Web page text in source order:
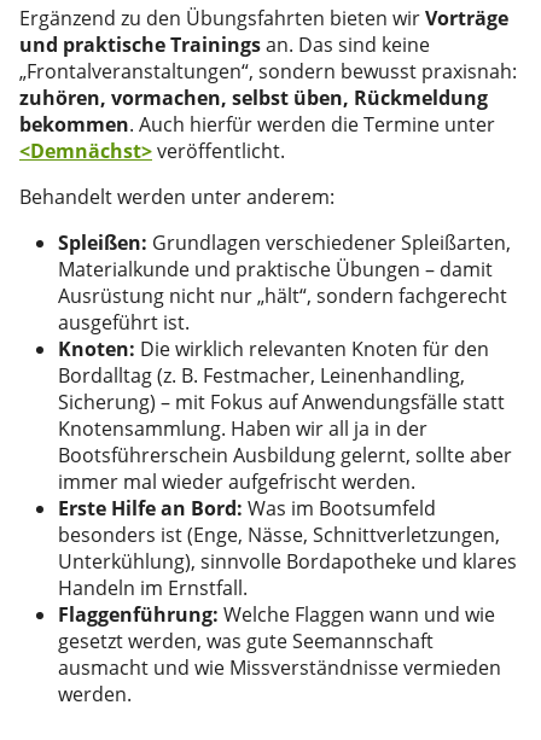
Ergänzend zu den Übungsfahrten bieten wirVorträge
und praktische Trainingsan. Das sind keine
„Frontalveranstaltungen“, sondern bewusst praxisnah:
zuhören, vormachen, selbst üben, Rückmeldung
bekommen. Auch hierfür werden die Termine unter
<Demnächst>veröffentlicht.
Behandelt werden unter anderem:
Spleißen: Grundlagen verschiedener Spleißarten,
Materialkunde und praktische Übungen – damit
Ausrüstung nicht nur „hält“, sondern fachgerecht
ausgeführt ist.
Knoten: Die wirklich relevanten Knoten für den
Bordalltag (z. B. Festmacher, Leinenhandling,
Sicherung) – mit Fokus auf Anwendungsfälle statt
Knotensammlung. Haben wir all ja in der
Bootsführerschein Ausbildung gelernt, sollte aber
immer mal wieder aufgefrischt werden.
Erste Hilfe an Bord: Was im Bootsumfeld
besonders ist (Enge, Nässe, Schnittverletzungen,
Unterkühlung), sinnvolle Bordapotheke und klares
Handeln im Ernstfall.
Flaggenführung: Welche Flaggen wann und wie
gesetzt werden, was gute Seemannschaft
ausmacht und wie Missverständnisse vermieden
werden.